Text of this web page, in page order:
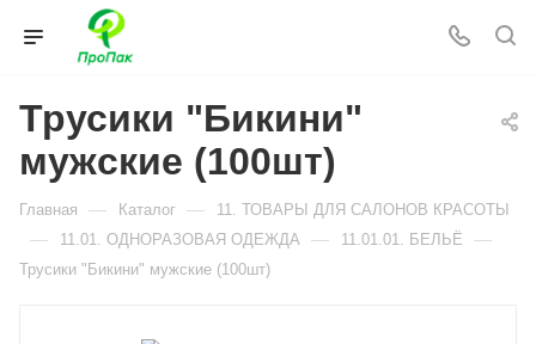
Трусики "Бикини"
мужские (100шт)
Главная — Каталог — 11. ТОВАРЫ ДЛЯ САЛОНОВ КРАСОТЫ
— 11.01. ОДНОРАЗОВАЯ ОДЕЖДА — 11.01.01. БЕЛЬЁ —
Трусики "Бикини" мужские (100шт)